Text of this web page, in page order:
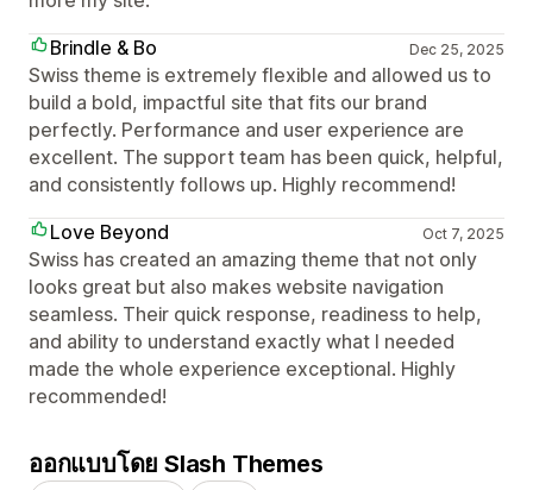
Brindle & Bo
Dec 25, 2025
Swiss theme is extremely flexible and allowed us to
build a bold, impactful site that fits our brand
perfectly. Performance and user experience are
excellent. The support team has been quick, helpful,
and consistently follows up. Highly recommend!
Love Beyond
Oct 7, 2025
Swiss has created an amazing theme that not only
looks great but also makes website navigation
seamless. Their quick response, readiness to help,
and ability to understand exactly what I needed
made the whole experience exceptional. Highly
recommended!
ออกแบบโดย Slash Themes